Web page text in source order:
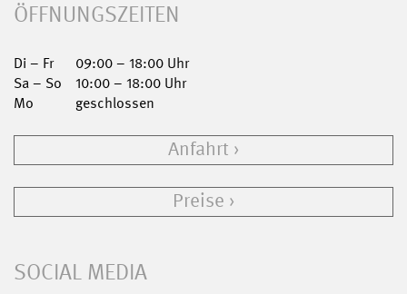
ÖFFNUNGSZEITEN
Di – Fr
09:00 – 18:00 Uhr
Sa – So
10:00 – 18:00 Uhr
Mo
geschlossen
Anfahrt
Preise
SOCIAL MEDIA